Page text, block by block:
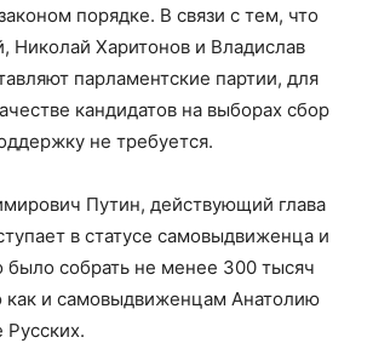
порядке. В связи с тем, что
Николай Харитонов и Владислав
парламентские партии, для
кандидатов на выборах сбор
не требуется.
Путин, действующий глава
в статусе самовыдвиженца и
собрать не менее 300 тысяч
как и самовыдвиженцам Анатолию
Русских.